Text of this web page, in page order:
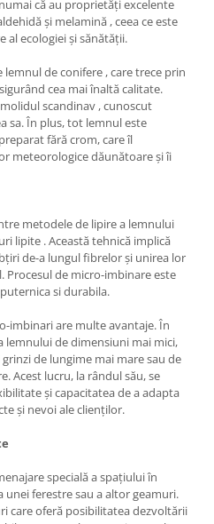
că au proprietăți excelente
și melamină , ceea ce este
al ecologiei și sănătății.
de conifere , care trece prin
cea mai înaltă calitate.
scandinav , cunoscut
sa. În plus, tot lemnul este
fără crom, care îl
meteorologice dăunătoare și îi
metodele de lipire a lemnului
lipite . Această tehnică implică
de-a lungul fibrelor și unirea lor
Procesul de micro-imbinare este
si durabila.
imbinari are multe avantaje. În
de dimensiuni mai mici,
de lungime mai mare sau de
Acest lucru, la rândul său, se
și capacitatea de a adapta
și nevoi ale clienților.
specială a spațiului în
ferestre sau a altor geamuri.
care oferă posibilitatea dezvoltării